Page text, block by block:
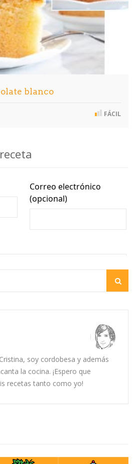
blanco
FÁCIL
soy cordobesa y además
la cocina. ¡Espero que
recetas tanto como yo!